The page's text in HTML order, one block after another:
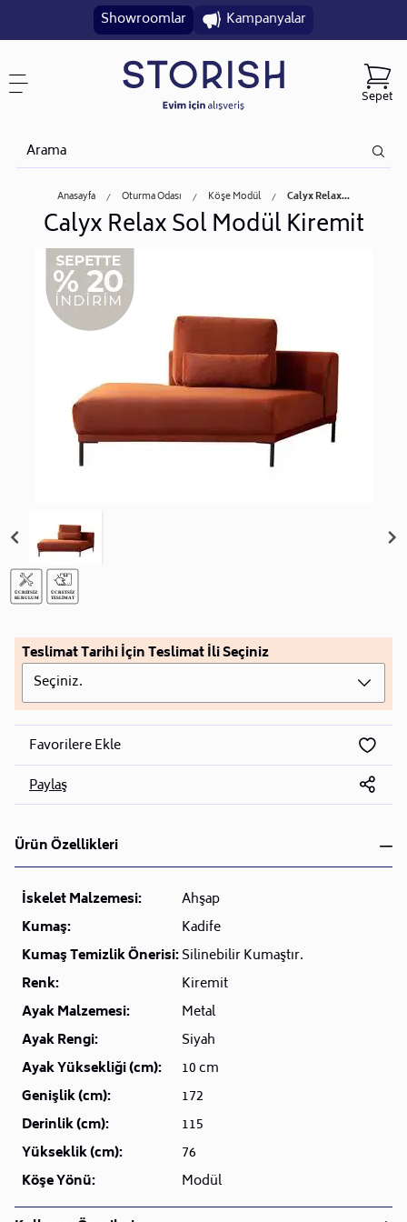
Showroomlar Kampanyalar
Sepet
Anasayfa Oturma Odası Köşe Modül Calyx Relax...
Calyx Relax Sol Modül Kiremit
Teslimat Tarihi İçin Teslimat İli Seçiniz
Seçiniz.
Favorilere Ekle
Paylaş
Ürün Özellikleri
İskelet Malzemesi:
Ahşap
Kumaş:
Kadife
Kumaş Temizlik Önerisi:Silinebilir Kumaştır.
Renk:
Kiremit
Ayak Malzemesi:
Metal
Ayak Rengi:
Siyah
Ayak Yüksekliği (cm):
10 cm
Genişlik (cm):
172
Derinlik (cm):
115
Yükseklik (cm):
76
Köşe Yönü:
Modül